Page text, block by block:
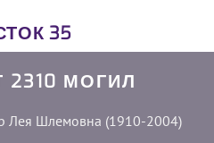
35
2310 МОГИЛ
Лея Шлемовна (1910-2004)